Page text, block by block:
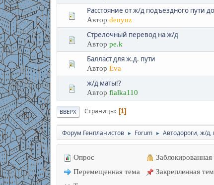
Расстояние от ж/д подъездного пути
Автор denyuz
Стрелочный перевод на ж/д
Автор pe.k
Балласт для ж.д. пути
Автор Eva
ж/д маты!?
Автор fialka110
ВВЕРХ Страницы 1
Форум Генпланистов ► Forum ► Автодороги, ж/д,
Опрос
Перемещенная тема
Заблокированная
Закрепленная